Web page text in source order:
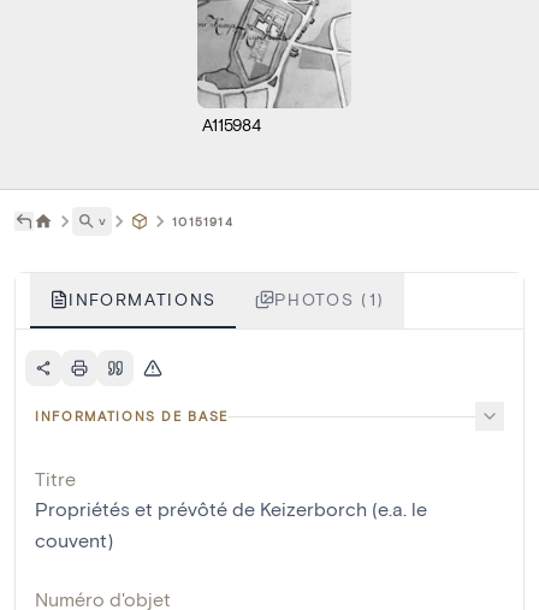
A115984
˅ 10151914
INFORMATIONS PHOTOS (1)
INFORMATIONS DE BASE
Titre
Propriétés et prévôté de Keizerborch (e.a. le
couvent)
Numéro d'objet